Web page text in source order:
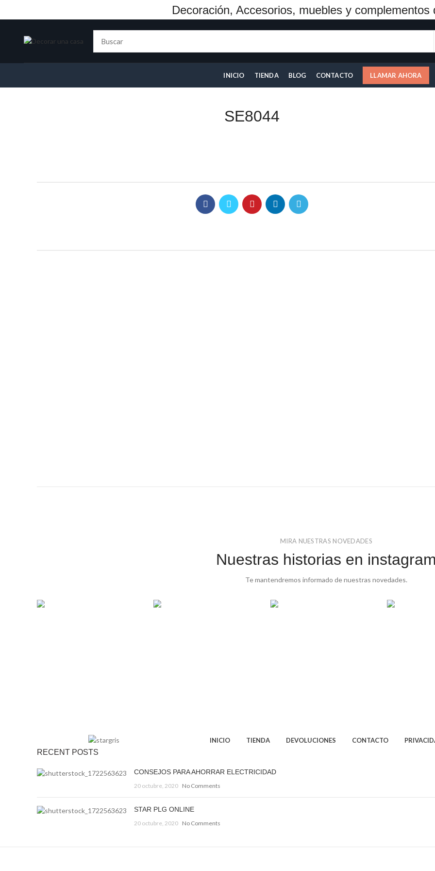
Decoración, Accesorios, muebles y complementos
INICIO TIENDA BLOG CONTACTO LLAMAR AHORA
SE8044
MIRA NUESTRAS NOVEDADES
Nuestras historias en
Te mantendremos informado de nuestras novedades.
INICIO TIENDA DEVOLUCIONES CONTACTO
RECENT POSTS
CONSEJOS PARA AHORRAR ELECTRICIDAD
20 octubre, 2020 No Comments
STAR PLG ONLINE
20 octubre, 2020 No Comments